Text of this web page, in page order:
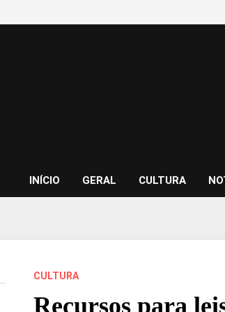
INÍCIO GERAL CULTURA
CULTURA
Recursos para